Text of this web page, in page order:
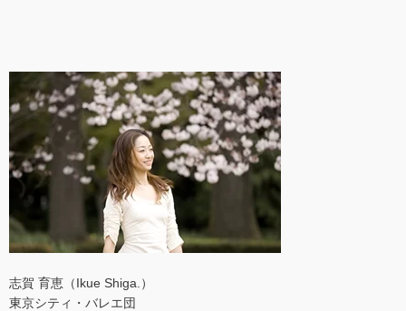
志賀 育恵（Ikue Shiga.）
東京シティ・バレエ団